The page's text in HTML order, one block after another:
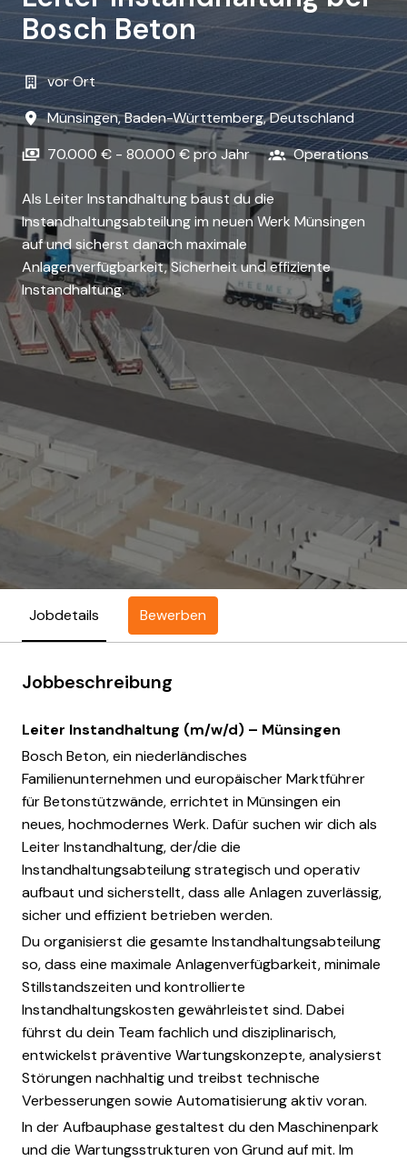
Bosch Beton
vor Ort
Münsingen,Baden-Württemberg,Deutschland
70.000 € - 80.000 € pro Jahr
Operations
Als Leiter Instandhaltung baust du die
Instandhaltungsabteilung im neuen Werk Münsingen
auf und sicherst danach maximale
Anlagenverfügbarkeit, Sicherheit und effiziente
Instandhaltung.
Jobdetails Bewerben
Jobbeschreibung
Leiter Instandhaltung (m/w/d) – Münsingen
Bosch Beton, ein niederländisches
Familienunternehmen und europäischer Marktführer
für Betonstützwände, errichtet in Münsingen ein
neues, hochmodernes Werk. Dafür suchen wir dich als
Leiter Instandhaltung, der/die die
Instandhaltungsabteilung strategisch und operativ
aufbaut und sicherstellt, dass alle Anlagen zuverlässig,
sicher und effizient betrieben werden.
Du organisierst die gesamte Instandhaltungsabteilung
so, dass eine maximale Anlagenverfügbarkeit, minimale
Stillstandszeiten und kontrollierte
Instandhaltungskosten gewährleistet sind. Dabei
führst du dein Team fachlich und disziplinarisch,
entwickelst präventive Wartungskonzepte, analysierst
Störungen nachhaltig und treibst technische
Verbesserungen sowie Automatisierung aktiv voran.
In der Aufbauphase gestaltest du den Maschinenpark
und die Wartungsstrukturen von Grund auf mit. Im